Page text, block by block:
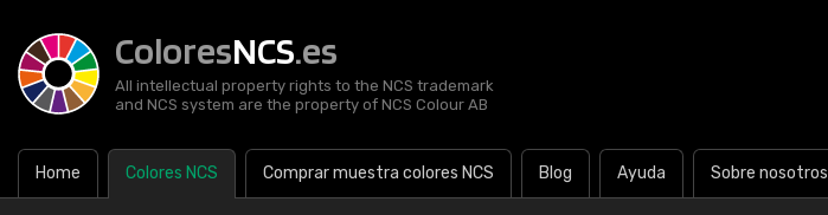
ColoresNCS.es
All intellectual property rights to the NCS trademark
and NCS system are the property of NCS Colour AB
Home Colores NCS Comprar muestra colores NCS Blog Ayuda Sobre nosotros